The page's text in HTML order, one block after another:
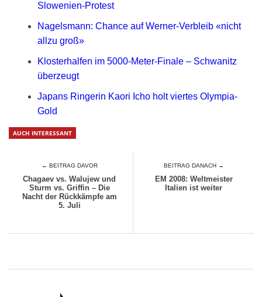
Slowenien-Protest
Nagelsmann: Chance auf Werner-Verbleib «nicht
allzu groß»
Klosterhalfen im 5000-Meter-Finale – Schwanitz
überzeugt
Japans Ringerin Kaori Icho holt viertes Olympia-
Gold
AUCH INTERESSANT
← BEITRAG DAVOR
Chagaev vs. Walujew und
Sturm vs. Griffin – Die
Nacht der Rückkämpfe am
5. Juli
BEITRAG DANACH →
EM 2008: Weltmeister
Italien ist weiter